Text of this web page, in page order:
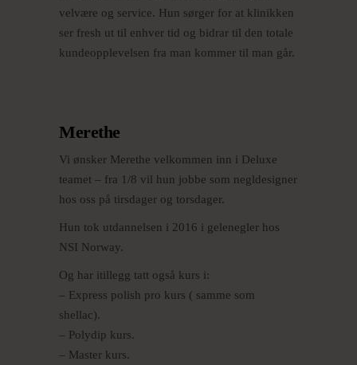
velvære og service. Hun sørger for at klinikken
ser fresh ut til enhver tid og bidrar til den totale
kundeopplevelsen fra man kommer til man går.
Merethe
Vi ønsker Merethe velkommen inn i Deluxe
teamet – fra 1/8 vil hun jobbe som negldesigner
hos oss på tirsdager og torsdager.
Hun tok utdannelsen i 2016 i gelenegler hos
NSI Norway.
Og har itillegg tatt også kurs i:
– Express polish pro kurs ( samme som
shellac).
– Polydip kurs.
– Master kurs.